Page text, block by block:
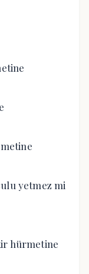
yetmez mi
hürmetine